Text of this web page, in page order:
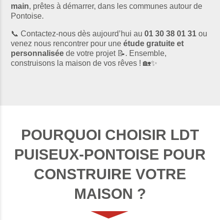
main, prêtes à démarrer, dans les communes autour de
Pontoise.
📞 Contactez-nous dès aujourd’hui au01 30 38 01 31 ou
venez nous rencontrer pour uneétude gratuite et
personnalisée de votre projet 📝. Ensemble,
construisons la maison de vos rêves ! 🏡✨
POURQUOI CHOISIR LDT
PUISEUX-PONTOISE POUR
CONSTRUIRE VOTRE
MAISON ?